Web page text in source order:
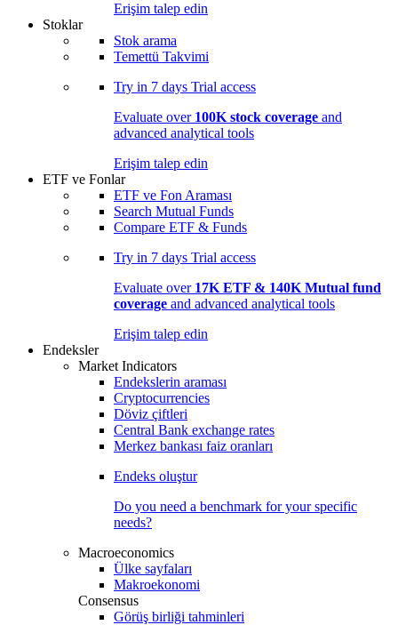
Erişim talep edin
Stoklar
Stok arama
Temettü Takvimi
Try in 7 days Trial access
Evaluate over 100K stock coverage and
advanced analytical tools
Erişim talep edin
ETF ve Fonlar
ETF ve Fon Araması
Search Mutual Funds
Compare ETF & Funds
Try in 7 days Trial access
Evaluate over 17K ETF & 140K Mutual fund
coverage and advanced analytical tools
Erişim talep edin
Endeksler
Market Indicators
Endekslerin araması
Cryptocurrencies
Döviz çiftleri
Central Bank exchange rates
Merkez bankası faiz oranları
Endeks oluştur
Do you need a benchmark for your specific
needs?
Macroeconomics
Ülke sayfaları
Makroekonomi
Consensus
Görüş birliği tahminleri